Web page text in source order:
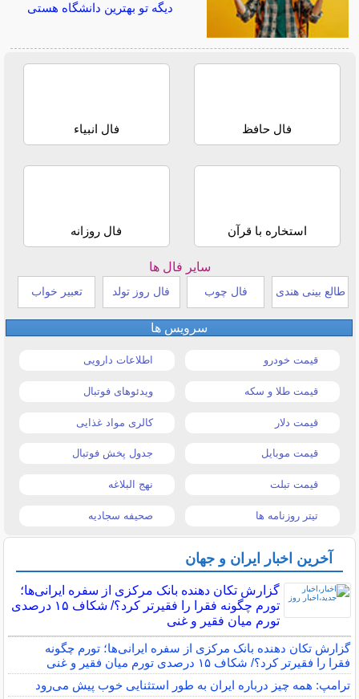
دیگه تو بهترین دانشگاه هستی
فال حافظ فال انبیاء
استخاره با قرآن فال روزانه
سایر فال ها
طالع بینی هندی فال چوب فال روز تولد تعبیر خواب
سرویس ها
قیمت خودرو اطلاعات دارویی
قیمت طلا و سکه ویدئوهای فوتبال
قیمت دلار کالری مواد غذایی
قیمت موبایل جدول پخش فوتبال
قیمت تبلت نهج البلاغه
تیتر روزنامه ها صحیفه سجادیه
آخرین اخبار ایران و جهان
گزارش تکان‌ دهنده بانک مرکزی از سفره ایرانی‌ها؛
تورم چگونه فقرا را فقیرتر کرد؟/ شکاف ۱۵ درصدی
تورم میان فقیر و غنی
گزارش تکان‌ دهنده بانک مرکزی از سفره ایرانی‌ها؛ تورم چگونه
فقرا را فقیرتر کرد؟/ شکاف ۱۵ درصدی تورم میان فقیر و غنی
ترامپ: همه چیز درباره ایران به طور استثنایی خوب پیش می‌رود